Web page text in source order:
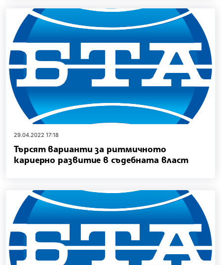
29.04.2022 17:18
Търсят варианти за ритмичното
кариерно развитие в съдебната власт